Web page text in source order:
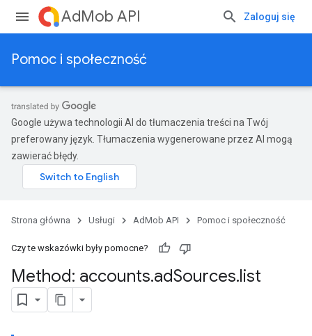
AdMob API Zaloguj się
Pomoc i społeczność
Google używa technologii AI do tłumaczenia treści na Twój
preferowany język. Tłumaczenia wygenerowane przez AI mogą
zawierać błędy.
Strona główna Usługi AdMob API Pomoc i społeczność
Czy te wskazówki były pomocne?
Method: accounts.adSources.list